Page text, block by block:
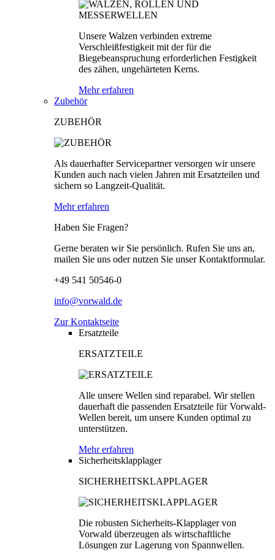
Unsere Walzen verbinden extreme
Verschleißfestigkeit mit der für die
Biegebeanspruchung erforderlichen Festigkeit
des zähen, ungehärteten Kerns.
Mehr erfahren
Zubehör
ZUBEHÖR
Als dauerhafter Servicepartner versorgen wir unsere
Kunden auch nach vielen Jahren mit Ersatzteilen und
sichern so Langzeit-Qualität.
Mehr erfahren
Haben Sie Fragen?
Gerne beraten wir Sie persönlich. Rufen Sie uns an,
mailen Sie uns oder nutzen Sie unser Kontaktformular.
+49 541 50546-0
info@vorwald.de
Zur Kontaktseite
Ersatzteile
ERSATZTEILE
Alle unsere Wellen sind reparabel. Wir stellen
dauerhaft die passenden Ersatzteile für Vorwald-
Wellen bereit, um unsere Kunden optimal zu
unterstützen.
Mehr erfahren
Sicherheitsklapplager
SICHERHEITSKLAPPLAGER
Die robusten Sicherheits-Klapplager von
Vorwald überzeugen als wirtschaftliche
Lösungen zur Lagerung von Spannwellen.